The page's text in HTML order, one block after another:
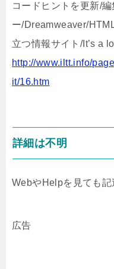
コードヒントを更新/編
ー/Dreamweaver/
立つ情報サイト/It’s a
http://www.iltt.info/
it/16.htm
詳細は不明
WebやHelpを見ても記
広告